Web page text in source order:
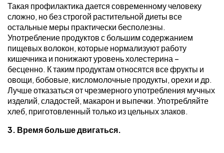
Такая профилактика дается современному человеку
сложно, но без строгой растительной диеты все
остальные меры практически бесполезны.
Употребление продуктов с большим содержанием
пищевых волокон, которые нормализуют работу
кишечника и понижают уровень холестерина –
бесценно. К таким продуктам относятся все фрукты и
овощи, бобовые, кисломолочные продукты, орехи и др.
Лучше отказаться от чрезмерного употребления мучных
изделий, сладостей, макарон и выпечки. Употребляйте
хлеб, приготовленный только из цельных злаков.
3. Время больше двигаться.